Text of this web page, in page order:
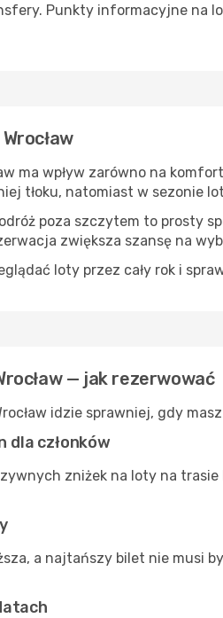
Punkty informacyjne na
ma wpływ zarówno na
tłoku, natomiast w sezonie
poza szczytem to prosty
zwiększa szansę na
loty przez cały rok i
— jak rezerwować
idzie sprawniej, gdy
dla członków
zniżek na loty na
a najtańszy bilet nie musi